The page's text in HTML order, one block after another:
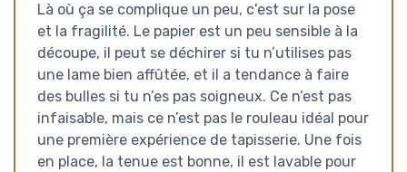
Là où ça se complique un peu, c’est sur la pose
et la fragilité. Le papier est un peu sensible à la
découpe, il peut se déchirer si tu n’utilises pas
une lame bien affûtée, et il a tendance à faire
des bulles si tu n’es pas soigneux. Ce n’est pas
infaisable, mais ce n’est pas le rouleau idéal pour
une première expérience de tapisserie. Une fois
en place, la tenue est bonne, il est lavable pour